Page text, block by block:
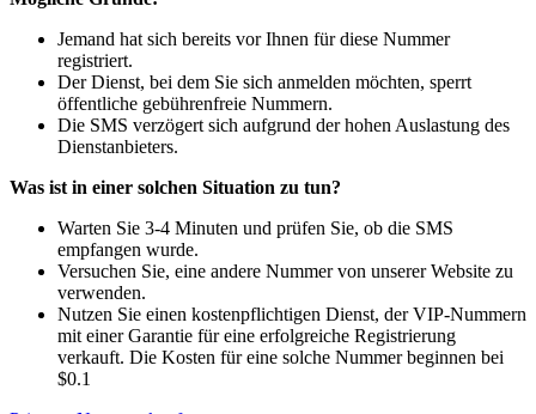
Jemand hat sich bereits vor Ihnen für diese Nummer
registriert.
Der Dienst, bei dem Sie sich anmelden möchten, sperrt
öffentliche gebührenfreie Nummern.
Die SMS verzögert sich aufgrund der hohen Auslastung des
Dienstanbieters.
Was ist in einer solchen Situation zu tun?
Warten Sie 3-4 Minuten und prüfen Sie, ob die SMS
empfangen wurde.
Versuchen Sie, eine andere Nummer von unserer Website zu
verwenden.
Nutzen Sie einen kostenpflichtigen Dienst, der VIP-Nummern
mit einer Garantie für eine erfolgreiche Registrierung
verkauft. Die Kosten für eine solche Nummer beginnen bei
$0.1